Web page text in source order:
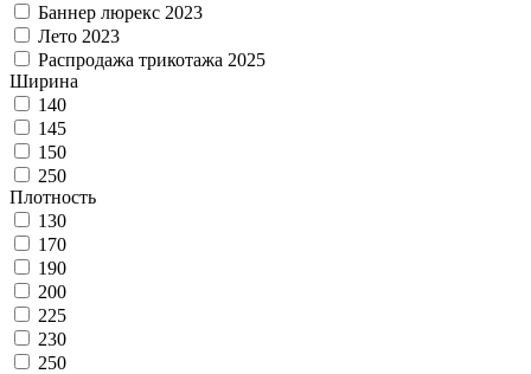
Баннер люрекс 2023
Лето 2023
Распродажа трикотажа 2025
Ширина
140
145
150
250
Плотность
130
170
190
200
225
230
250